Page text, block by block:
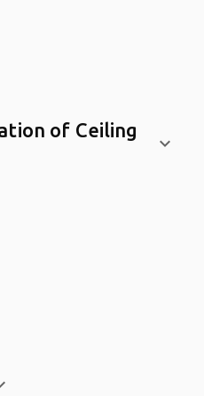
of Ceiling
keyboard_arrow_down